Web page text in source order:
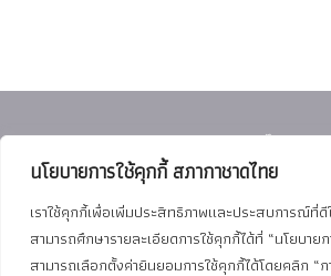
นโยบายการใช้คุกกี้ สภากาชาดไทย
เราใช้คุกกี้เพื่อเพิ่มประสิทธิภาพและประสบการณ์ที่ดี
สามารถศึกษารายละเอียดการใช้คุกกี้ได้ที่ “นโยบาย
สามารถเลือกตั้งค่ายินยอมการใช้คุกกี้ได้โดยคลิก “
สภากาชาดไทย
ร่วมงานกับเรา
ประกาศจัดซื้อจัดจ้าง